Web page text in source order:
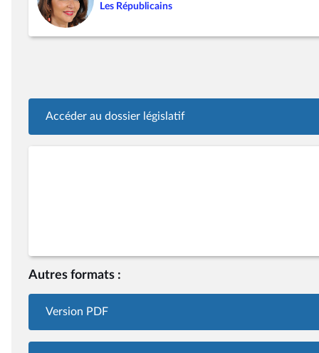
Les Républicains
Accéder au dossier législatif
Autres formats :
Version PDF